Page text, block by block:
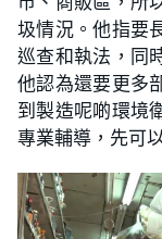
圾情況。他指要
巡查和執法，同
他認為還要更多
到製造呢啲環境
專業輔導，先可